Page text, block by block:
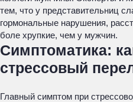
тем, что у представительниц
гормональные нарушения,
боле хрупкие, чем у мужчин.
Симптоматика:
стрессовый
Главный симптом при